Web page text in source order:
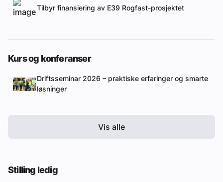
Tilbyr finansiering av E39 Rogfast-prosjektet
Kurs og konferanser
Driftsseminar 2026 – praktiske erfaringer og smarte
løsninger
Vis alle
Stilling ledig